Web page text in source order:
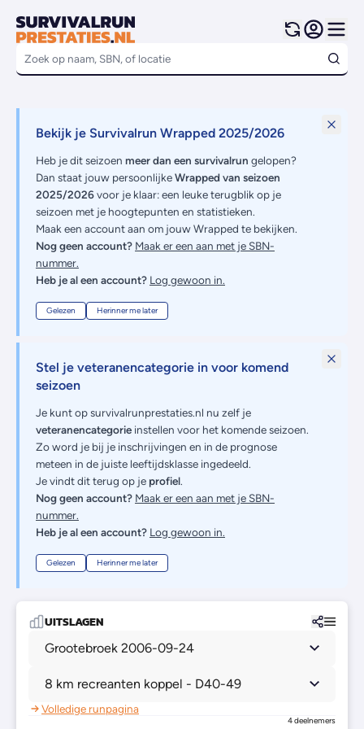
Bekijk je Survivalrun Wrapped 2025/2026
Heb je dit seizoen meer dan een survivalrun gelopen?
Dan staat jouw persoonlijkeWrapped van seizoen
2025/2026voor je klaar: een leuke terugblik op je
seizoen met je hoogtepunten en statistieken.
Maak een account aan om jouw Wrapped te bekijken.
Nog geen account? Maak er een aan met je SBN-
nummer.
Heb je al een account? Log gewoon in.
Gelezen Herinner me later
Stel je veteranencategorie in voor komend
seizoen
Je kunt op survivalrunprestaties.nl nu zelf je
veteranencategorie instellen voor het komende seizoen.
Zo word je bij je inschrijvingen en in de prognose
meteen in de juiste leeftijdsklasse ingedeeld.
Je vindt dit terug op je profiel.
Nog geen account? Maak er een aan met je SBN-
nummer.
Heb je al een account? Log gewoon in.
Gelezen Herinner me later
UITSLAGEN
Grootebroek 2006-09-24
8 km recreanten koppel - D40-49
Volledige runpagina
4 deelnemers